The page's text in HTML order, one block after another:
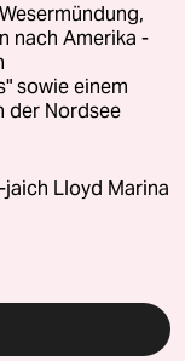
nach Amerika -
sowie einem
der Nordsee
Lloyd Marina